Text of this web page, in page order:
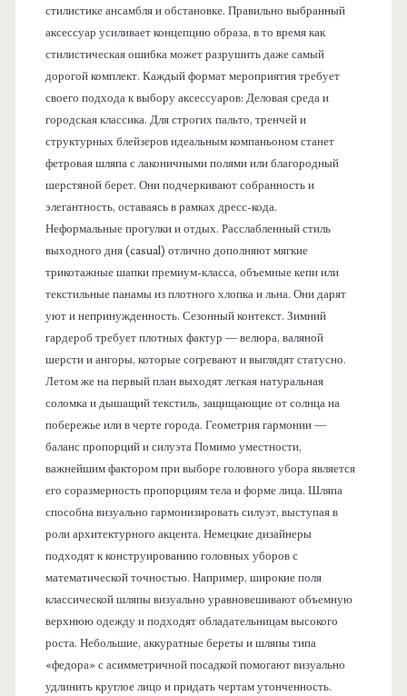
стилистике ансамбля и обстановке. Правильно выбранный
аксессуар усиливает концепцию образа, в то время как
стилистическая ошибка может разрушить даже самый
дорогой комплект. Каждый формат мероприятия требует
своего подхода к выбору аксессуаров: Деловая среда и
городская классика. Для строгих пальто, тренчей и
структурных блейзеров идеальным компаньоном станет
фетровая шляпа с лаконичными полями или благородный
шерстяной берет. Они подчеркивают собранность и
элегантность, оставаясь в рамках дресс-кода.
Неформальные прогулки и отдых. Расслабленный стиль
выходного дня (casual) отлично дополняют мягкие
трикотажные шапки премиум-класса, объемные кепи или
текстильные панамы из плотного хлопка и льна. Они дарят
уют и непринужденность. Сезонный контекст. Зимний
гардероб требует плотных фактур — велюра, валяной
шерсти и ангоры, которые согревают и выглядят статусно.
Летом же на первый план выходят легкая натуральная
соломка и дышащий текстиль, защищающие от солнца на
побережье или в черте города. Геометрия гармонии —
баланс пропорций и силуэта Помимо уместности,
важнейшим фактором при выборе головного убора является
его соразмерность пропорциям тела и форме лица. Шляпа
способна визуально гармонизировать силуэт, выступая в
роли архитектурного акцента. Немецкие дизайнеры
подходят к конструированию головных уборов с
математической точностью. Например, широкие поля
классической шляпы визуально уравновешивают объемную
верхнюю одежду и подходят обладательницам высокого
роста. Небольшие, аккуратные береты и шляпы типа
«федора» с асимметричной посадкой помогают визуально
удлинить круглое лицо и придать чертам утонченность.